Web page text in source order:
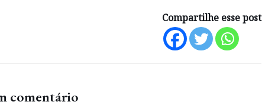
Compartilhe esse post
comentário